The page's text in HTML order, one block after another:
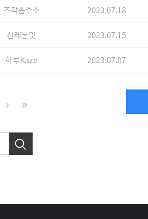
조각좀주소 2023.07.18
신레몬맛 2023.07.15
하루Kaze 2023.07.07